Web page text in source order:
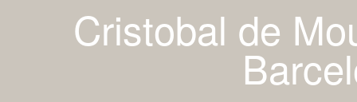
Cristobal de